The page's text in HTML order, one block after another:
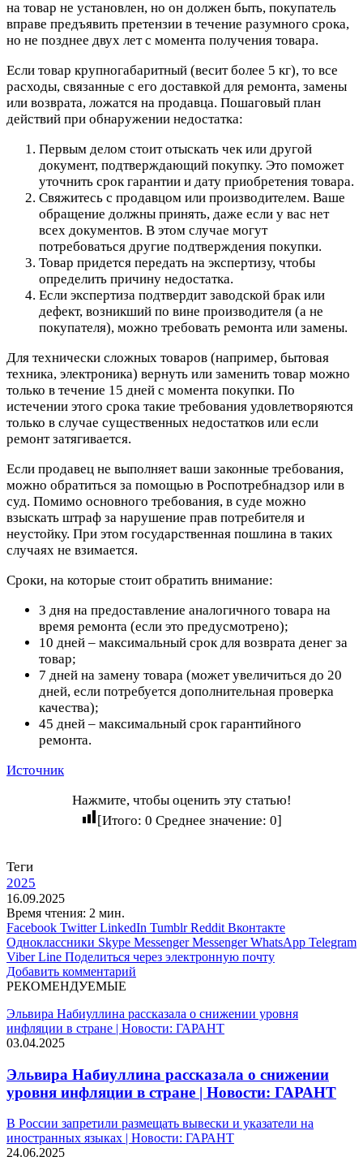
на товар не установлен, но он должен быть, покупатель
вправе предъявить претензии в течение разумного срока,
но не позднее двух лет с момента получения товара.
Если товар крупногабаритный (весит более 5 кг), то все
расходы, связанные с его доставкой для ремонта, замены
или возврата, ложатся на продавца. Пошаговый план
действий при обнаружении недостатка:
Первым делом стоит отыскать чек или другой
документ, подтверждающий покупку. Это поможет
уточнить срок гарантии и дату приобретения товара.
Свяжитесь с продавцом или производителем. Ваше
обращение должны принять, даже если у вас нет
всех документов. В этом случае могут
потребоваться другие подтверждения покупки.
Товар придется передать на экспертизу, чтобы
определить причину недостатка.
Если экспертиза подтвердит заводской брак или
дефект, возникший по вине производителя (а не
покупателя), можно требовать ремонта или замены.
Для технически сложных товаров (например, бытовая
техника, электроника) вернуть или заменить товар можно
только в течение 15 дней с момента покупки. По
истечении этого срока такие требования удовлетворяются
только в случае существенных недостатков или если
ремонт затягивается.
Если продавец не выполняет ваши законные требования,
можно обратиться за помощью в Роспотребнадзор или в
суд. Помимо основного требования, в суде можно
взыскать штраф за нарушение прав потребителя и
неустойку. При этом государственная пошлина в таких
случаях не взимается.
Сроки, на которые стоит обратить внимание:
3 дня на предоставление аналогичного товара на
время ремонта (если это предусмотрено);
10 дней – максимальный срок для возврата денег за
товар;
7 дней на замену товара (может увеличиться до 20
дней, если потребуется дополнительная проверка
качества);
45 дней – максимальный срок гарантийного
ремонта.
Источник
Нажмите, чтобы оценить эту статью!
[Итого: 0 Среднее значение: 0]
Теги
2025
16.09.2025
Время чтения: 2 мин.
Facebook Twitter LinkedIn Tumblr Reddit Вконтакте
Одноклассники Skype Messenger Messenger WhatsApp Telegram
Viber Line Поделиться через электронную почту
Добавить комментарий
РЕКОМЕНДУЕМЫЕ
Эльвира Набиуллина рассказала о снижении уровня
инфляции в стране | Новости: ГАРАНТ
03.04.2025
Эльвира Набиуллина рассказала о снижении
уровня инфляции в стране | Новости: ГАРАНТ
В России запретили размещать вывески и указатели на
иностранных языках | Новости: ГАРАНТ
24.06.2025